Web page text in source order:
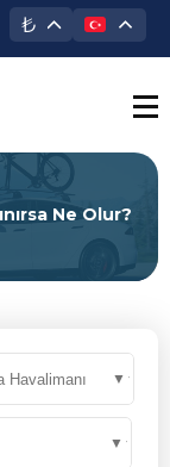
₺
Ne Olur?